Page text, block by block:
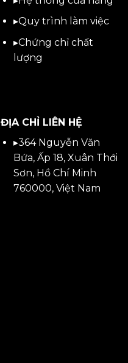
▸Quy trình làm việc
▸Chứng chỉ chất
lượng
ĐỊA CHỈ LIÊN HỆ
▸364 Nguyễn Văn
Bứa, Ấp 18, Xuân Thới
Sơn, Hồ Chí Minh
760000, Việt Nam